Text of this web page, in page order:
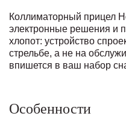
Коллиматорный прицел
электронные решения и
хлопот: устройство
стрельбе, а не на
впишется в ваш набор
Особенности